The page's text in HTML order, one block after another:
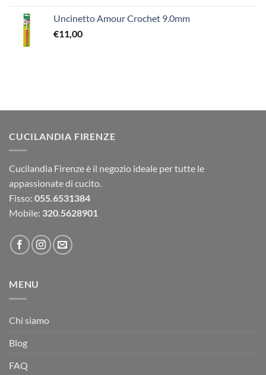
Uncinetto Amour Crochet 9.0mm
€11,00
CUCILANDIA FIRENZE
Cucilandia Firenze è il negozio ideale per tutte le
appassionate di cucito.
Fisso: 055.6531384
Mobile: 320.5628901
MENU
Chi siamo
Blog
FAQ